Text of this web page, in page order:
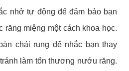
nhở tự động để đảm bảo bạn
răng miệng một cách khoa học.
chải rung để nhắc bạn thay
làm tổn thương nướu răng.